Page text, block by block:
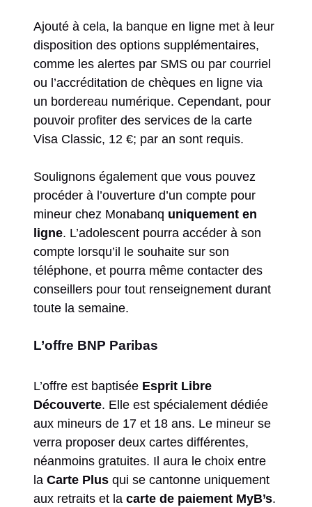
Ajouté à cela, la banque en ligne met à leur
disposition des options supplémentaires,
comme les alertes par SMS ou par courriel
ou l’accréditation de chèques en ligne via
un bordereau numérique. Cependant, pour
pouvoir profiter des services de la carte
Visa Classic, 12 €; par an sont requis.
Soulignons également que vous pouvez
procéder à l’ouverture d’un compte pour
mineur chez Monabanq uniquement en
ligne. L’adolescent pourra accéder à son
compte lorsqu’il le souhaite sur son
téléphone, et pourra même contacter des
conseillers pour tout renseignement durant
toute la semaine.
L’offre BNP Paribas
L’offre est baptisée Esprit Libre
Découverte. Elle est spécialement dédiée
aux mineurs de 17 et 18 ans. Le mineur se
verra proposer deux cartes différentes,
néanmoins gratuites. Il aura le choix entre
la Carte Plus qui se cantonne uniquement
aux retraits et la carte de paiement MyB’s.